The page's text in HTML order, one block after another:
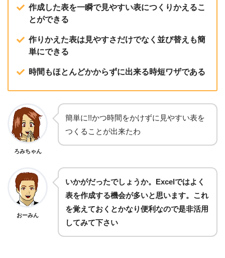
作成した表を一瞬で見やすい表につくりかえるこ
とができる
作りかえた表は見やすさだけでなく並び替えも簡
単にできる
時間もほとんどかからずに出来る時短ワザである
ろみちゃん
簡単に!!かつ時間をかけずに見やすい表を
つくることが出来たわ
おーみん
いかがだったでしょうか。Excelではよく
表を作成する機会が多いと思います。これ
を覚えておくとかなり便利なので是非活用
してみて下さい